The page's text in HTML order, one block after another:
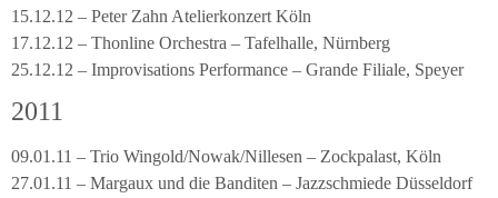
15.12.12 – Peter Zahn Atelierkonzert Köln
17.12.12 – Thonline Orchestra – Tafelhalle, Nürnberg
25.12.12 – Improvisations Performance – Grande Filiale, Speyer
2011
09.01.11 – Trio Wingold/Nowak/Nillesen – Zockpalast, Köln
27.01.11 – Margaux und die Banditen – Jazzschmiede Düsseldorf